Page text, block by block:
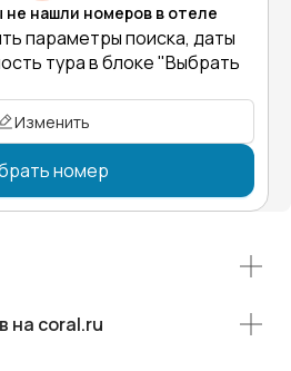
нашли номеров в отеле
параметры поиска, даты
тура в блоке "Выбрать
Изменить
номер
на coral.ru